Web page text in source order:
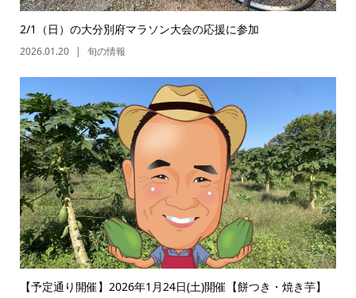
2/1（日）の大分別府マラソン大会の応援に参加
2026.01.20 旬の情報
【予定通り開催】2026年1月24日(土)開催【餅つき・焼き芋】